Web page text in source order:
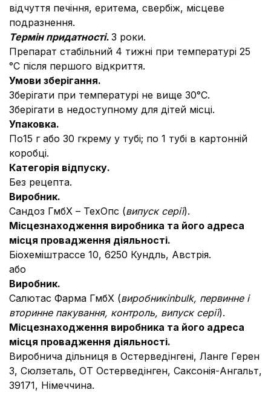
відчуття печіння, еритема, свербіж, місцеве
подразнення.
Термін придатності. 3 роки.
Препарат стабільний 4 тижні при температурі 25
°С після першого відкриття.
Умови зберігання.
Зберігати при температурі не вище 30°С.
Зберігати в недоступному для дітей місці.
Упаковка.
По15 г або 30 гкрему у тубі; по 1 тубі в картонній
коробці.
Категорія відпуску.
Без рецепта.
Виробник.
Сандоз ГмбХ – ТехОпс (випуск серії).
Місцезнаходження виробника та його адреса
місця провадження діяльності.
Біохеміштрассе 10, 6250 Кундль, Австрія.
або
Виробник.
Салютас Фарма ГмбХ (виробникinbulk, первинне і
вторинне пакування, контроль, випуск серії).
Місцезнаходження виробника та його адреса
місця провадження діяльності.
Виробнича дільниця в Остерведінгені, Ланге Герен
3, Сюлзеталь, ОТ Остерведінген, Саксонія-Ангальт,
39171, Німеччина.